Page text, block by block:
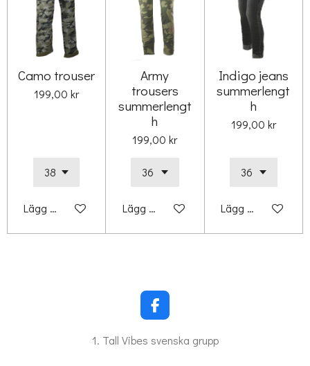
Camo trouser
199,00 kr
Lägg till i varukorg
Army
trousers
summerlengt
h
199,00 kr
Lägg till i varukorg
Indigo jeans
summerlengt
h
199,00 kr
Lägg till i varukorg
F
a
c
1. Tall Vibes svenska grupp